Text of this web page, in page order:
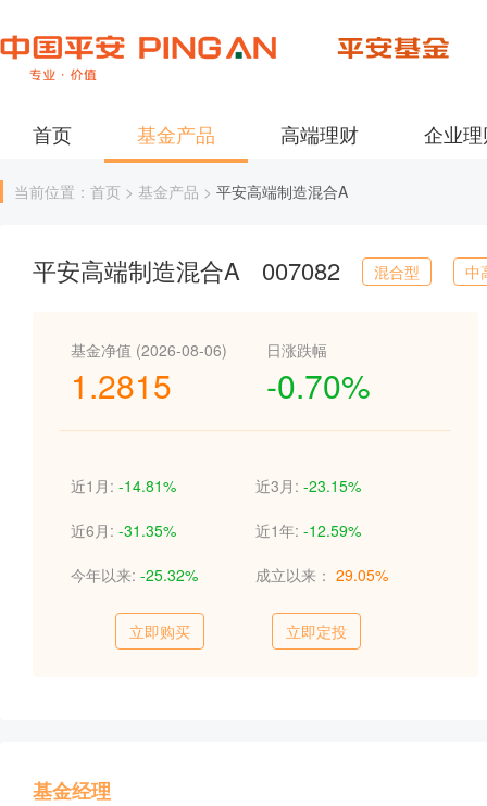
首页 基金产品 高端理财 企业
当前位置：首页 > 基金产品 > 平安高端制造混合A
平安高端制造混合A 007082 混合型 中
基金净值 (2026-08-06)
1.2815
日涨跌幅
-0.70%
近1月: -14.81% 近3月: -23.15%
近6月: -31.35% 近1年: -12.59%
今年以来: -25.32% 成立以来： 29.05%
立即购买 立即定投
基金经理